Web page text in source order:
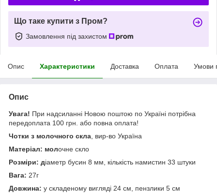
Що таке купити з Пром?
Замовлення під захистом
Опис Характеристики Доставка Оплата Умови
Опис
Увага! При надсиланні Новою поштою по Україні потрібна
передоплата 100 грн. або повна оплата!
Чотки з молочного скла , вир-во Україна
Матеріал: молочне скло
Розміри: діаметр бусин 8 мм, кількість намистин 33 штуки
Вага: 27г
Довжина: у складеному вигляді 24 см, пензлики 5 см